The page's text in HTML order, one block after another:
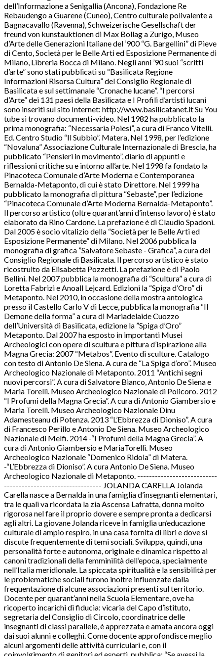
dell’Informazione a Senigallia (Ancona), Fondazione Re
Rebaudengo a Guarene (Cuneo), Centro culturale polivalente a
Bagnacavallo (Ravenna), Schweizerische Gesellschaft der
freund von kunstauktionen di Max Bollag a Zurigo, Museo
d’Arte delle Generazioni Italiane del ‘900 “G. Bargellini” di Pieve
di Cento, Società per le Belle Arti ed Esposizione Permanente di
Milano, Libreria Bocca di Milano. Negli anni ’90 suoi “scritti
d’arte” sono stati pubblicati su “Basilicata Regione
Informazioni Risorsa Cultura” del Consiglio Regionale di
Basilicata e sul settimanale “Cronache lucane”. “I percorsi
d’Arte” dei 131 paesi della Basilicata e I Profili d’artisti lucani
sono inseriti sul sito Internet: http://www.basilicatanet.it Su You
tube si trovano documenti-video. Nel 1982 ha pubblicato la
prima monografia: “Necessaria Poiesi”, a cura di Franco Vitelli.
Ed. Centro Studio “Il Subbio”. Matera, Nel 1998, per l’edizione
“Novaluna” Associazione Culturale Internazionale di Brescia, ha
pubblicato “Pensieri in movimento”, diario di appunti e
riflessioni critiche su e intorno all’arte. Nel 1998 fa fondato la
Pinacoteca Comunale d’Arte Moderna e Contemporanea
Bernalda-Metaponto, di cui è stato Direttore. Nel 1999 ha
pubblicato la monografia di pittura “Sebaste”, per l’edizione
“Pinacoteca Comunale d’Arte Moderna Bernalda-Metaponto”.
Il percorso artistico (oltre quarant’anni d’intenso lavoro) è stato
elaborato da Rino Cardone. La prefazione è di Claudio Spadoni.
Dal 2005 è socio vitalizio della “Società per le Belle Arti ed
Esposizione Permanente” di Milano. Nel 2006 pubblica la
monografia di grafica ”Salvatore Sebaste - Grafica”, a cura del
Consiglio Regionale di Basilicata. Il percorso artistico è stato
ricostruito da Elisabetta Pozzetti. La prefazione è di Paolo
Bellini. Nel 2007 pubblica la monografia di “Scultura” a cura di
Loretta Fabrizi e Anoall Lejcard. Edizioni la “Spiga d’Oro” di
Metaponto. Nel 2010, in occasione della mostra antologica
presso il Castello Carlo V di Lecce, pubblica la monografia “Il
Demone della forma” a cura di Mariadelaide Cuozzo
dell’Università di Basilicata, edizione la ”Spiga d’Oro”
Metaponto. Dal 2007 ha esposto in importanti Musei
Archeologici con opere di scultura e pittura d’ispirazione alla
Magna Grecia: 2007 “Metabos”. Evento di sculture. Catalogo
con testo di Antonio De Siena. A cura de “La Spiga d’oro”. Museo
Archeologico Nazionale di Metaponto. 2011 “Antichi segni
nuovi percorsi”. A cura di Salvatore Bianco, Antonio De Siena e
Maria Torelli. Museo Archeologico Nazionale di Policoro. 2012
“I Profumi della Magna Grecia”. A cura di Antonio Giambersio e
Maria Torelli. Museo Archeologico Nazionale Dinu
Adamesteanu di Potenza. 2013 “L’Ebbrezza di Dioniso”. A cura
di Francesco Perillo e Antonio De Siena. Museo Archeologico
Nazionale di Melfi. 2014 -“I Profumi della Magna Grecia”. A
cura di Antonio Giambersio e MariaTorelli. Museo
Archeologico Nazionale “Domenico Ridola” di Matera.
-“L’Ebbrezza di Dioniso”. A cura Antonio De Siena. Museo
Archeologico Nazionale di Metaponto. ---------------------------
--------------------------------- JOLANDA CARELLA Jolanda
Carella nasce a Bernalda in una famiglia d’insegnanti elementari,
tra le quali va ricordata la zia Ascensa Lafratta, donna molto
rigorosa nel fare il proprio dovere e sempre pronta a dedicarsi
agli altri. La giovane Jolanda riceve in famiglia un’educazione
culturale di ampio respiro, in una casa fornita di libri e dove si
discute frequentemente di temi sociali. Sviluppa, quindi, una
personalità forte e autonoma, originale e dinamica rispetto ai
canoni tradizionali della femminilità dell’epoca, specialmente
nell’Italia meridionale. La spiccata spiritualità e la sensibilità per
le problematiche sociali furono inoltre influenzate dalla
frequentazione di alcune associazioni presenti sul territorio.
Docente per quarant’anni nella Scuola Elementare, ove ha
ricoperto incarichi di fiducia: vicaria del Capo d’istituto,
segretaria del Consiglio di Circolo, coordinatrice delle
insegnanti di classi parallele, è apprezzata e amata ancora oggi
dai suoi alunni e colleghi. Come docente approfondisce meglio
alcuni argomenti delle attività curriculari e, con il